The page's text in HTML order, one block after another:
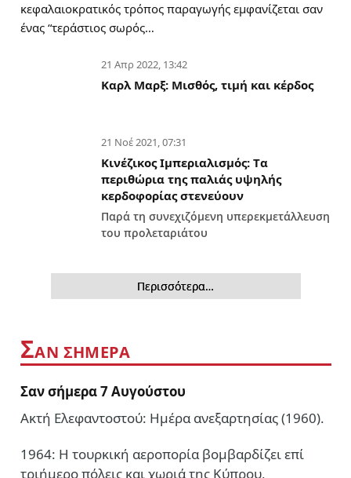
κεφαλαιοκρατικός τρόπος παραγωγής εμφανίζεται σαν
ένας “τεράστιος σωρός…
21 Απρ 2022, 13:42
Καρλ Μαρξ: Μισθός, τιμή και κέρδος
21 Νοέ 2021, 07:31
Κινέζικος Ιμπεριαλισμός: Tα
περιθώρια της παλιάς υψηλής
κερδοφορίας στενεύουν
Παρά τη συνεχιζόμενη υπερεκμετάλλευση
του προλεταριάτου
Περισσότερα…
ΣΑΝ ΣΗΜΕΡΑ
Σαν σήμερα 7 Αυγούστου
Ακτή Ελεφαντοστού: Ημέρα ανεξαρτησίας (1960).
1964: Η τουρκική αεροπορία βομβαρδίζει επί
τριήμερο πόλεις και χωριά της Κύπρου,